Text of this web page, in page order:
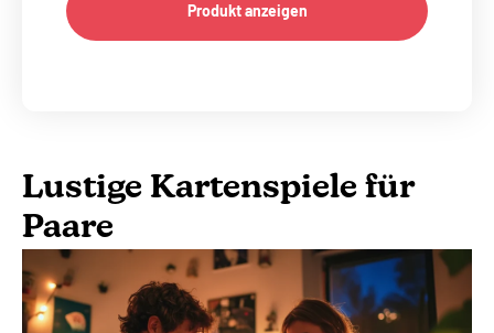
Produkt anzeigen
Lustige Kartenspiele für
Paare